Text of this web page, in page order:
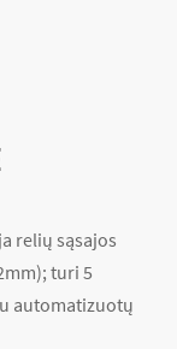
relių sąsajos
turi 5
automatizuotų